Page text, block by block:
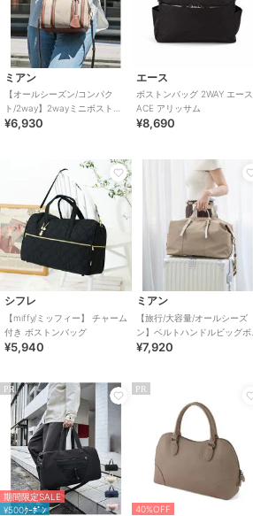
ミアン
【オールシーズン/コンパク
ト/2way】2wayミニボストン
バッグ
¥6,930
エース
ボストンバッグ 2WAY エース
ACE アリッサム
¥8,690
シフレ
【miffy/ミッフィー】 チャーム
付き ボストンバッグ
¥5,940
ミアン
【旅行/大容量/オールシーズ
ン】ベルトハンドルビッグボ
ストンバッグ
¥7,920
PR
期間限定SALE
¥500ｸｰﾎﾟﾝ
PR
40%OFF